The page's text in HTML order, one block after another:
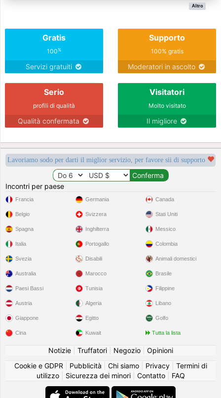
Altro
Gratis
100%
Servizi gratuiti
Supporto
100% gratis
Moderatori in ascolto
Serio
profili di qualità
Qualità confermata
Visitatori
Molto visitato
Il migliore
Lavoriamo sodo per darti il miglior servizio, per favore sii di supporto
Incontri per paese
Francia
Belgio
Spagna
Italia
Svezia
Germania
Svizzera
Inghilterra
Portogallo
Disabili
Canada
Stati Uniti
Messico
Colombia
Animali domestici
Australia
Paesi Bassi
Austria
Giappone
Cina
Marocco
Tunisia
Algeria
Egitto
Kuwait
Brasile
Filippine
Libano
Golfo
Tutta la lista
Notizie| Truffatori| Negozio| Opinioni
Cookie e GDPR
Pubblicità Chi siamo| Privacy| Termini di
utilizzo| Sicurezza dei minori| Contatto| FAQ